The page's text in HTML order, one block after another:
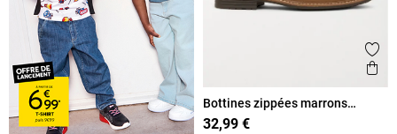
Bottines zippées marrons
homme (40-46)
32,99 €